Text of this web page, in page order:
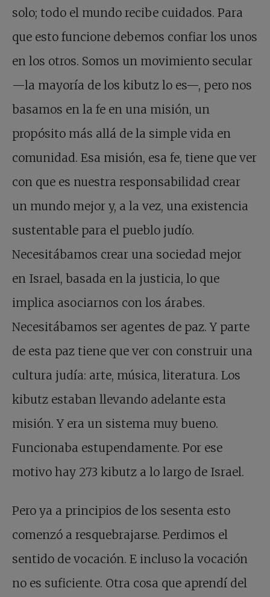
solo; todo el mundo recibe cuidados. Para
que esto funcione debemos confiar los unos
en los otros. Somos un movimiento secular
—la mayoría de los kibutz lo es—, pero nos
basamos en la fe en una misión, un
propósito más allá de la simple vida en
comunidad. Esa misión, esa fe, tiene que ver
con que es nuestra responsabilidad crear
un mundo mejor y, a la vez, una existencia
sustentable para el pueblo judío.
Necesitábamos crear una sociedad mejor
en Israel, basada en la justicia, lo que
implica asociarnos con los árabes.
Necesitábamos ser agentes de paz. Y parte
de esta paz tiene que ver con construir una
cultura judía: arte, música, literatura. Los
kibutz estaban llevando adelante esta
misión. Y era un sistema muy bueno.
Funcionaba estupendamente. Por ese
motivo hay 273 kibutz a lo largo de Israel.
Pero ya a principios de los sesenta esto
comenzó a resquebrajarse. Perdimos el
sentido de vocación. E incluso la vocación
no es suficiente. Otra cosa que aprendí del